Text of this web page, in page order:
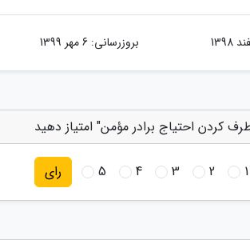
بروزرسانی: 6 مهر 1399
کردن احتیاج برادر مؤمن" امتیاز دهید
1
2
3
4
5 رای